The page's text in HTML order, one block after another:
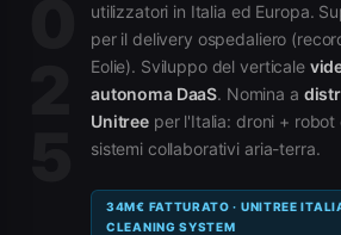
utilizzatori in Italia ed Europa.
per il delivery ospedaliero
Eolie). Sviluppo del verticale
autonoma DaaS. Nomina a
Unitree per l'Italia: droni +
sistemi collaborativi aria-terra.
34M€ FATTURATO · UNITREE
CLEANING SYSTEM